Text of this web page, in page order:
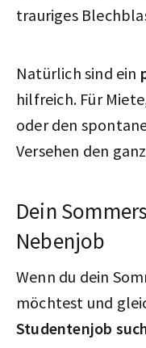
trauriges
Natürlich sind ein
hilfreich. Für
oder den
Versehen den
Dein
Nebenjob
Wenn du dein
möchtest und
Studentenjob